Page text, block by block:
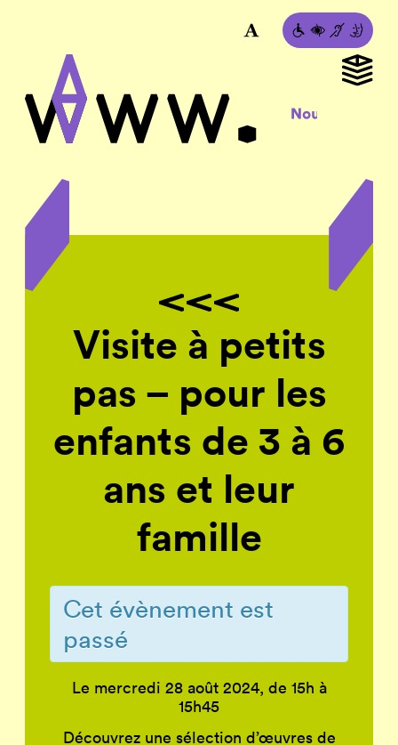
Visite à petits
pas – pour les
enfants de 3 à 6
ans et leur
famille
Cet évènement est
passé
Le mercredi 28 août 2024, de 15h à
15h45
Découvrez une sélection d’œuvres de